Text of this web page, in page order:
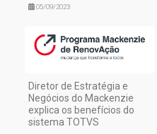
05/09/2023
Diretor de Estratégia e
Negócios do Mackenzie
explica os benefícios do
sistema TOTVS